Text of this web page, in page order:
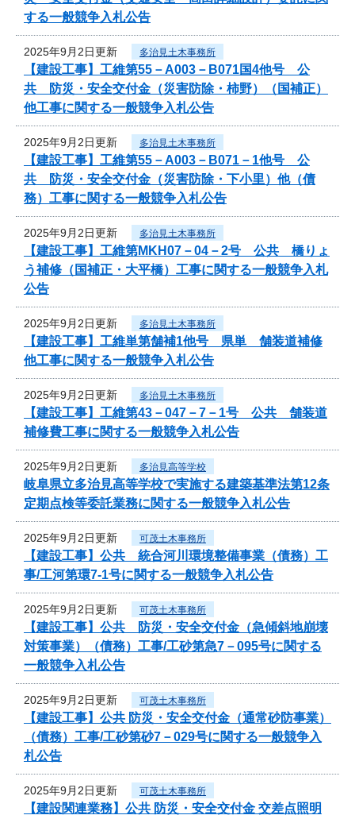
する一般競争入札公告
2025年9月2日更新 多治見土木事務所
【建設工事】工維第55－A003－B071国4他号 公
共 防災・安全交付金（災害防除・柿野）（国補正）
他工事に関する一般競争入札公告
2025年9月2日更新 多治見土木事務所
【建設工事】工維第55－A003－B071－1他号 公
共 防災・安全交付金（災害防除・下小里）他（債
務）工事に関する一般競争入札公告
2025年9月2日更新 多治見土木事務所
【建設工事】工維第MKH07－04－2号 公共 橋りょ
う補修（国補正・大平橋）工事に関する一般競争入札
公告
2025年9月2日更新 多治見土木事務所
【建設工事】工維単第舗補1他号 県単 舗装道補修
他工事に関する一般競争入札公告
2025年9月2日更新 多治見土木事務所
【建設工事】工維第43－047－7－1号 公共 舗装道
補修費工事に関する一般競争入札公告
2025年9月2日更新 多治見高等学校
岐阜県立多治見高等学校で実施する建築基準法第12条
定期点検等委託業務に関する一般競争入札公告
2025年9月2日更新 可茂土木事務所
【建設工事】公共 統合河川環境整備事業（債務）工
事/工河第環7-1号に関する一般競争入札公告
2025年9月2日更新 可茂土木事務所
【建設工事】公共 防災・安全交付金（急傾斜地崩壊
対策事業）（債務）工事/工砂第急7－095号に関する
一般競争入札公告
2025年9月2日更新 可茂土木事務所
【建設工事】公共 防災・安全交付金（通常砂防事業）
（債務）工事/工砂第砂7－029号に関する一般競争入
札公告
2025年9月2日更新 可茂土木事務所
【建設関連業務】公共 防災・安全交付金 交差点照明